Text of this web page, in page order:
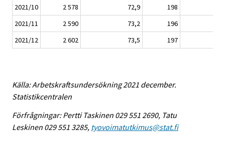
2021/10
2 578 72,9 198
2021/11
2 590 73,2 196
2021/12
2 602 73,5 197
Källa: Arbetskraftsundersökning 2021 december.
Statistikcentralen
Förfrågningar: Pertti Taskinen 029 551 2690, Tatu
Leskinen 029 551 3285, tyovoimatutkimus@stat.fi